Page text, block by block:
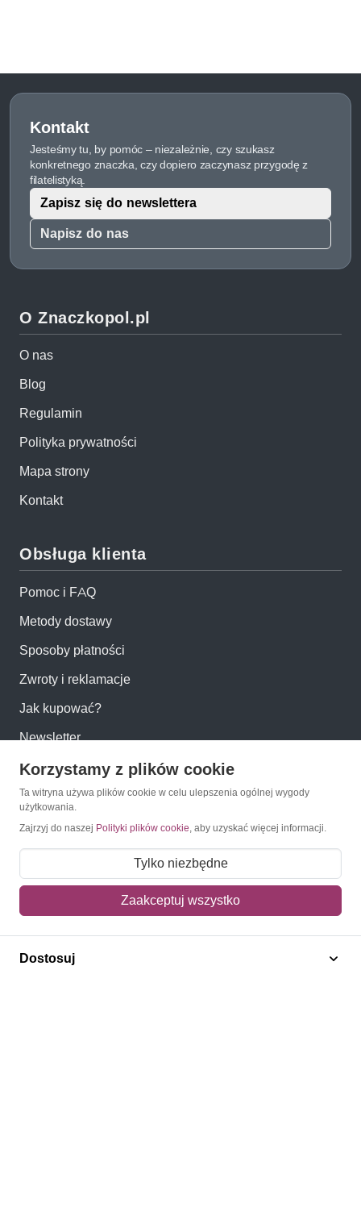
Kontakt
Jesteśmy tu, by pomóc – niezależnie, czy szukasz
konkretnego znaczka, czy dopiero zaczynasz przygodę z
filatelistyką.
Napisz do nas
Zapisz się do newslettera
O Znaczkopol.pl
O nas
Blog
Regulamin
Polityka prywatności
Mapa strony
Kontakt
Obsługa klienta
Pomoc i FAQ
Metody dostawy
Sposoby płatności
Zwroty i reklamacje
Jak kupować?
Newsletter
Konto
Moje konto
Mój koszyk
Adres dostawy
Polecamy
Korzystamy z plików cookie
Ta witryna używa plików cookie w celu ulepszenia ogólnej wygody
użytkowania.
Zajrzyj do naszej Polityki plików cookie, aby uzyskać więcej informacji.
Tylko niezbędne
Zaakceptuj wszystko
Dostosuj